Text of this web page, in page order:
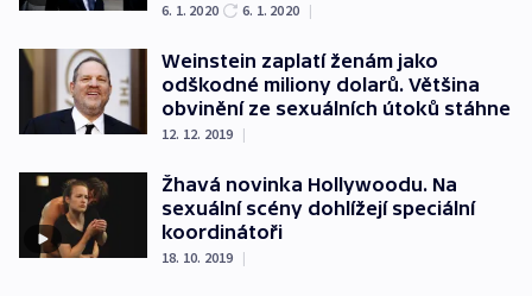
6. 1. 2020 6. 1. 2020 |
Weinstein zaplatí ženám jako
odškodné miliony dolarů. Většina
obvinění ze sexuálních útoků stáhne
12. 12. 2019 |
Žhavá novinka Hollywoodu. Na
sexuální scény dohlížejí speciální
koordinátoři
18. 10. 2019 |